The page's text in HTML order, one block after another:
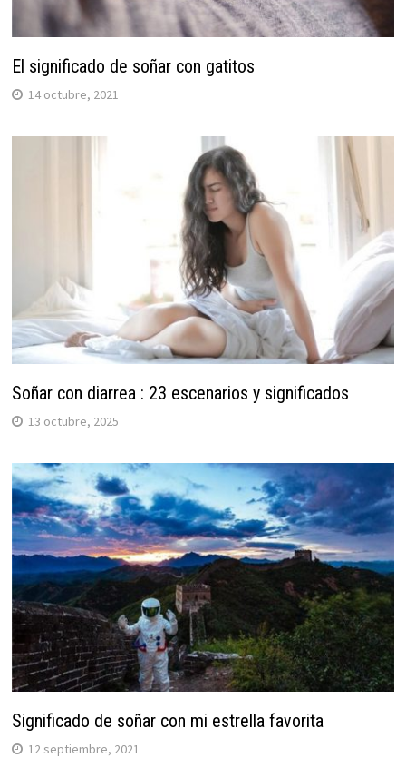
El significado de soñar con gatitos
14 octubre, 2021
Soñar con diarrea : 23 escenarios y significados
13 octubre, 2025
Significado de soñar con mi estrella favorita
12 septiembre, 2021